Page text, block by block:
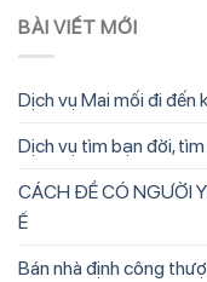
BÀI VIẾT MỚI
Dịch vụ Mai mối đi đến
Dịch vụ tìm bạn đời,
CÁCH ĐỂ CÓ NGƯỜI
Ế
Bán nhà định công